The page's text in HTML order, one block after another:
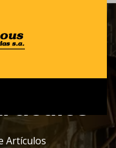
Artículos